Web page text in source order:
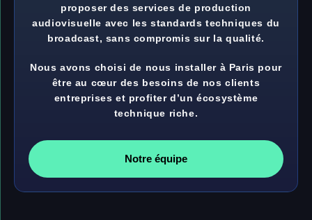
proposer des services de production
audiovisuelle avec les standards techniques du
broadcast, sans compromis sur la qualité.
Nous avons choisi de nous installer à Paris pour
être au cœur des besoins de nos clients
entreprises et profiter d’un écosystème
technique riche.
Notre équipe